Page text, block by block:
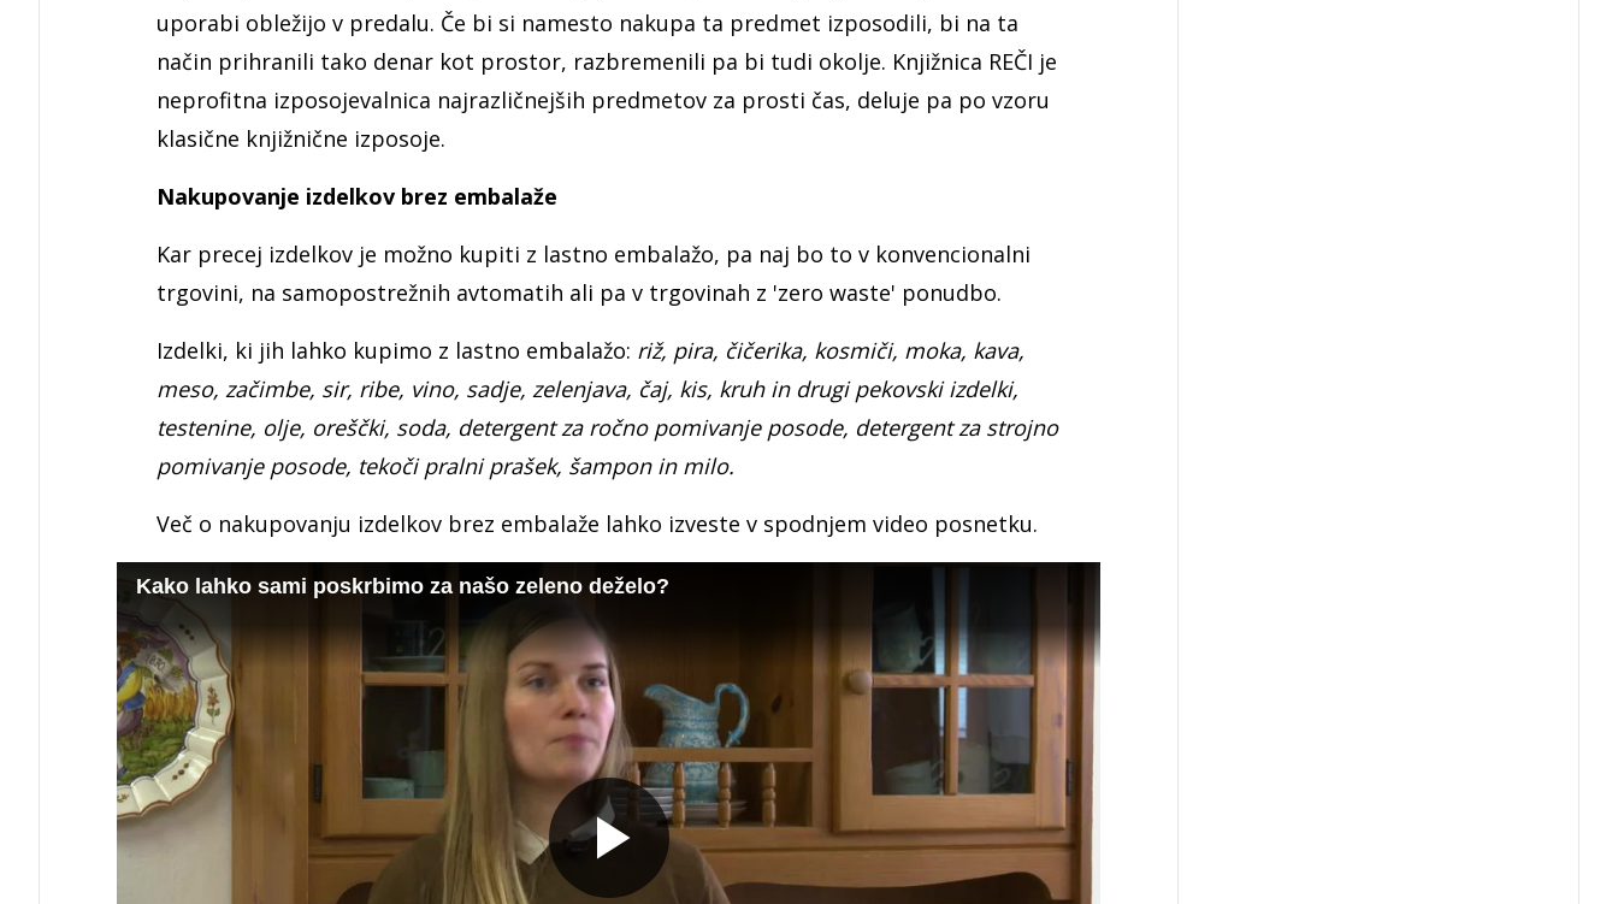
uporabi obležijo v predalu. Če bi si namesto nakupa ta predmet izposodili, bi na ta
način prihranili tako denar kot prostor, razbremenili pa bi tudi okolje. Knjižnica REČI je
neprofitna izposojevalnica najrazličnejših predmetov za prosti čas, deluje pa po vzoru
klasične knjižnične izposoje.
Nakupovanje izdelkov brez embalaže
Kar precej izdelkov je možno kupiti z lastno embalažo, pa naj bo to v konvencionalni
trgovini, na samopostrežnih avtomatih ali pa v trgovinah z 'zero waste' ponudbo.
Izdelki, ki jih lahko kupimo z lastno embalažo: riž, pira, čičerika, kosmiči, moka, kava,
meso, začimbe, sir, ribe, vino, sadje, zelenjava, čaj, kis, kruh in drugi pekovski izdelki,
testenine, olje, oreščki, soda, detergent za ročno pomivanje posode, detergent za strojno
pomivanje posode, tekoči pralni prašek, šampon in milo.
Več o nakupovanju izdelkov brez embalaže lahko izveste v spodnjem video posnetku.
Kako lahko sami poskrbimo za našo zeleno deželo?